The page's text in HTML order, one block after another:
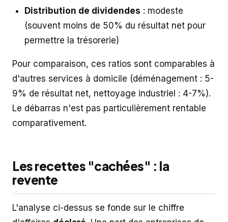
Distribution de dividendes : modeste
(souvent moins de 50% du résultat net pour
permettre la trésorerie)
Pour comparaison, ces ratios sont comparables à
d'autres services à domicile (déménagement : 5-
9% de résultat net, nettoyage industriel : 4-7%).
Le débarras n'est pas particulièrement rentable
comparativement.
Les recettes "cachées" : la
revente
L'analyse ci-dessus se fonde sur le chiffre